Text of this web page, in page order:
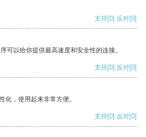
支持[0] 反对[0]
可以给你提供最高速度和安全性的连接。
支持[0] 反对[0]
化，使用起来非常方便。
支持[0] 反对[0]